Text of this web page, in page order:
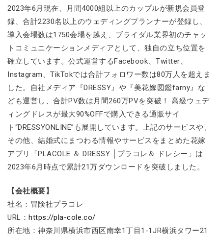
2023年6月現在、月間4000組以上のカップルが新規会員登
録、合計2230名以上のウェディングプランナーが登録し、
導入会場数は1750会場を越え、ブライダル業界初のチャッ
トコミュニケーションメディアとして、独自の立ち位置を
確立しています。公式運営するFacebook、Twitter、
Instagram、TikTokでは合計フォロワー数は80万人を超えま
した。自社メディア『DRESSY』や『美花嫁図鑑farny』な
ども運営し、合計PV数は月間260万PVを突破！ 高級ウェデ
ィングドレスが最大90%OFFで購入できる通販サイ
ト“DRESSYONLINE”も展開しています。上記のサービスや、
その他、結婚式にまつわる情報やサービスをまとめた花嫁
アプリ「PLACOLE ＆ DRESSY │プラコレ＆ ドレシー」は
2023年6月時点で累計21万ダウンロードを突破しました。
【会社概要】
社名：冒険社プラコレ
URL：https://pla-cole.co/
所在地：神奈川県横浜市西区南幸1丁目1-1JR横浜タワー21